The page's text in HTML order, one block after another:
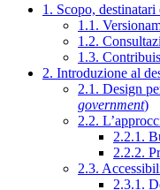
1. Scopo,
1.1.
1.2.
1.3.
2. Introduzione al
2.1. Design
government)
2.2.
2.2.1.
2.2.2.
2.3.
2.3.1.